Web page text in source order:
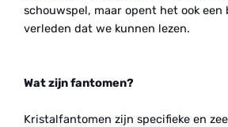
schouwspel, maar opent het ook een
verleden dat we kunnen lezen.
Wat zijn fantomen?
Kristalfantomen zijn specifieke en